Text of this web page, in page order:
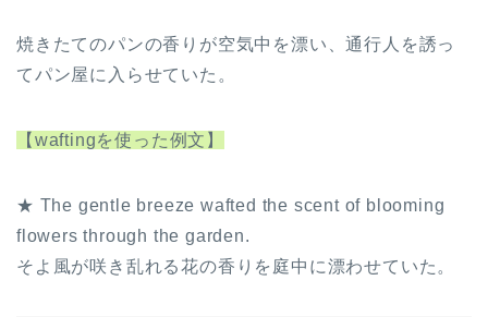
焼きたてのパンの香りが空気中を漂い、通行人を誘っ
てパン屋に入らせていた。
【waftingを使った例文】
★ The gentle breeze wafted the scent of blooming
flowers through the garden.
そよ風が咲き乱れる花の香りを庭中に漂わせていた。